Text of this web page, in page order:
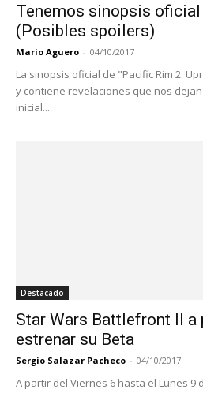
Tenemos sinopsis
(Posibles spoilers)
Mario Aguero - 04/10/2017
La sinopsis oficial de "Pacific Rim 2:
y contiene revelaciones que nos
inicial...
Destacado
Star Wars Battlefront II a
estrenar su Beta
Sergio Salazar Pacheco - 04/10/2017
A partir del Viernes 6 hasta el Lunes 9